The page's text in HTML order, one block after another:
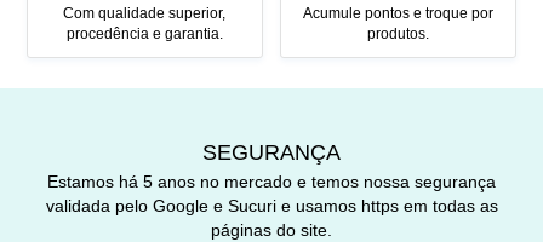
Com qualidade superior,
procedência e garantia.
Acumule pontos e troque por
produtos.
SEGURANÇA
Estamos há 5 anos no mercado e temos nossa segurança
validada pelo Google e Sucuri e usamos https em todas as
páginas do site.